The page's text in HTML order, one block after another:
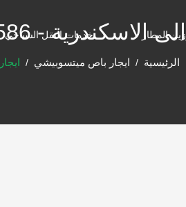
المطار خدمات النقل السياحي
- 01115675586 - الدولية كار
الرئيسية ايجار باص ميتسوبيشي